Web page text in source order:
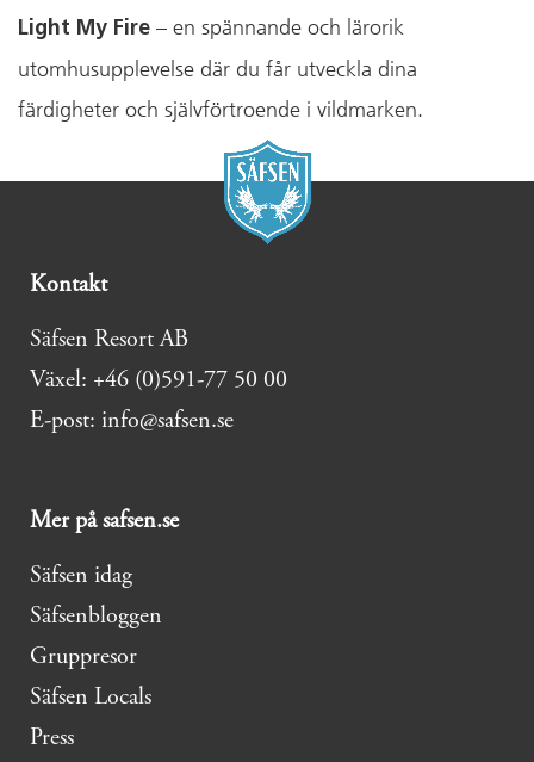
Light My Fire – en spännande och lärorik
utomhusupplevelse där du får utveckla dina
färdigheter och självförtroende i vildmarken.
Kontakt
Säfsen Resort AB
Växel: +46 (0)591-77 50 00
E-post: info@safsen.se
Mer på safsen.se
Säfsen idag
Säfsenbloggen
Gruppresor
Säfsen Locals
Press